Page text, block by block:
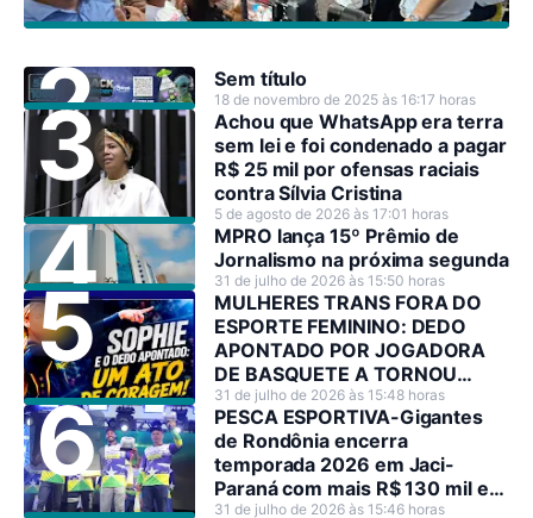
Sem título
18 de novembro de 2025 às 16:17 horas
Achou que WhatsApp era terra
sem lei e foi condenado a pagar
R$ 25 mil por ofensas raciais
contra Sílvia Cristina
5 de agosto de 2026 às 17:01 horas
MPRO lança 15º Prêmio de
Jornalismo na próxima segunda
31 de julho de 2026 às 15:50 horas
MULHERES TRANS FORA DO
ESPORTE FEMININO: DEDO
APONTADO POR JOGADORA
DE BASQUETE A TORNOU
HEROÍNA NO SEU PAÍS
31 de julho de 2026 às 15:48 horas
PESCA ESPORTIVA-Gigantes
de Rondônia encerra
temporada 2026 em Jaci-
Paraná com mais R$ 130 mil em
premiações
31 de julho de 2026 às 15:46 horas